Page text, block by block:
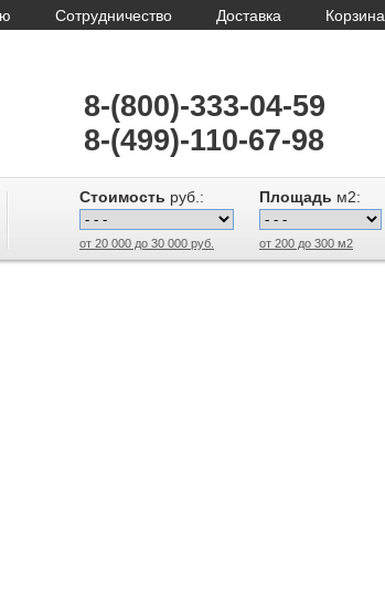
Сотрудничество Доставка Корзина
8-(800)-333-04-59
8-(499)-110-67-98
Стоимость руб.:
от 20 000 до 30 000 руб.
Площадь м2:
от 200 до 300 м2